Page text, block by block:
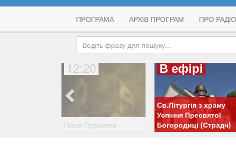
ПРОГРАМА АРХІВ ПРОГРАМ ПРО РАДІО
12:20
Пісня Перемоги
В ефірі
Св.Літургія з храму
Успіння Пресвятої
Богородиці (Страдч)